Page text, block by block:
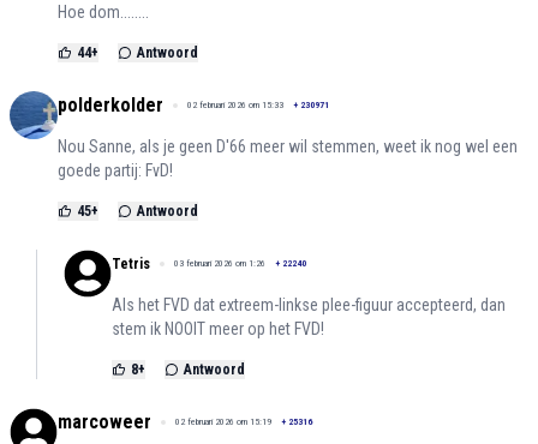
Hoe dom........
44+ Antwoord
polderkolder 02 februari 2026 om 15:33 + 230971
Nou Sanne, als je geen D'66 meer wil stemmen, weet ik nog wel een
goede partij: FvD!
45+ Antwoord
Tetris 03 februari 2026 om 1:26 + 22240
Als het FVD dat extreem-linkse plee-figuur accepteerd, dan
stem ik NOOIT meer op het FVD!
8+ Antwoord
marcoweer 02 februari 2026 om 15:19 + 25316